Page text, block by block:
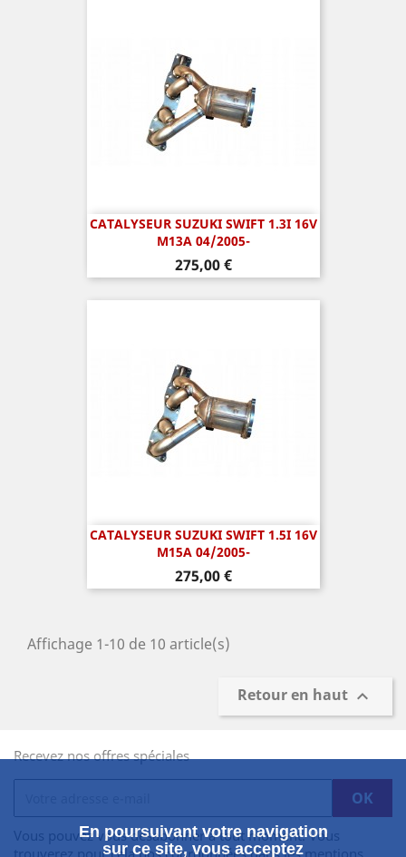
CATALYSEUR SUZUKI SWIFT 1.3I 16V
M13A 04/2005-
Prix
275,00 €
CATALYSEUR SUZUKI SWIFT 1.5I 16V
M15A 04/2005-
Prix
275,00 €
Affichage 1-10 de 10 article(s)
Retour en haut 
Recevez nos offres spéciales
Vous pouvez vous désabonner à tout moment. Vous
trouverez pour cela nos coordonnées dans les mentions
En poursuivant votre navigation
sur ce site, vous acceptez